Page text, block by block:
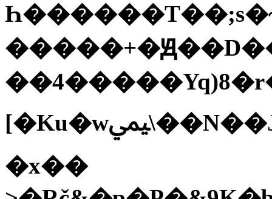
[�Ku�wﶰ\��N��J�`C96�#�p���F@������u�F)r�b)����ar�3u�
�x��